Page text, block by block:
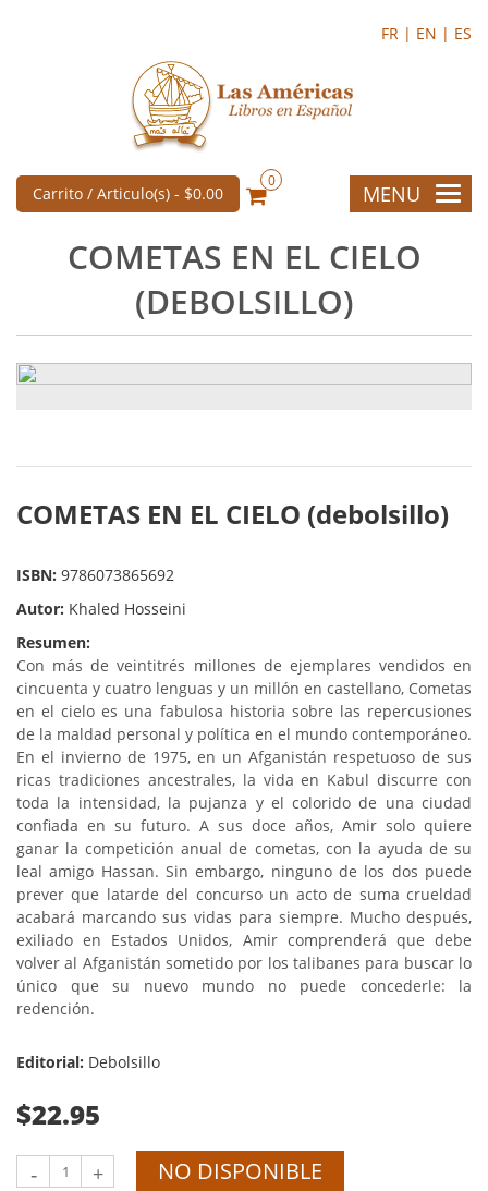
FR | EN | ES
Carrito / Articulo(s) - $0.00
0
MENU
COMETAS EN EL CIELO
(DEBOLSILLO)
COMETAS EN EL CIELO (debolsillo)
ISBN: 9786073865692
Autor: Khaled Hosseini
Resumen:
Con más de veintitrés millones de ejemplares vendidos en
cincuenta y cuatro lenguas y un millón en castellano, Cometas
en el cielo es una fabulosa historia sobre las repercusiones
de la maldad personal y política en el mundo contemporáneo.
En el invierno de 1975, en un Afganistán respetuoso de sus
ricas tradiciones ancestrales, la vida en Kabul discurre con
toda la intensidad, la pujanza y el colorido de una ciudad
confiada en su futuro. A sus doce años, Amir solo quiere
ganar la competición anual de cometas, con la ayuda de su
leal amigo Hassan. Sin embargo, ninguno de los dos puede
prever que latarde del concurso un acto de suma crueldad
acabará marcando sus vidas para siempre. Mucho después,
exiliado en Estados Unidos, Amir comprenderá que debe
volver al Afganistán sometido por los talibanes para buscar lo
único que su nuevo mundo no puede concederle: la
redención.
Editorial: Debolsillo
$22.95
- + NO DISPONIBLE